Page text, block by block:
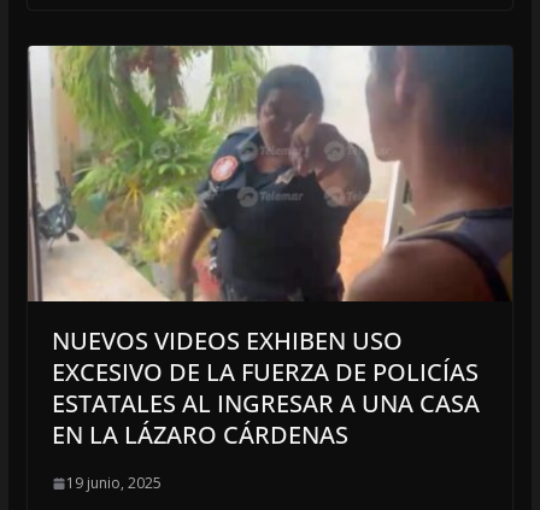
NUEVOS VIDEOS EXHIBEN USO
EXCESIVO DE LA FUERZA DE POLICÍAS
ESTATALES AL INGRESAR A UNA CASA
EN LA LÁZARO CÁRDENAS
19 junio, 2025